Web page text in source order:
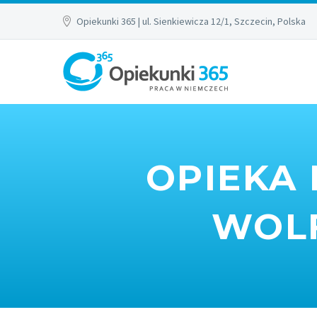
Opiekunki 365 | ul. Sienkiewicza 12/1, Szczecin, Polska
OPIEKA